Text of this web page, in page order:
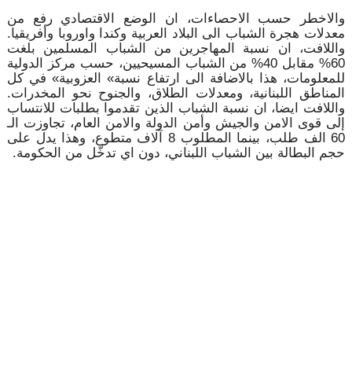
والاخطر حسب الاحصاءات، ان الوضع الاقتصادي رفع من
معدلات هجرة الشباب الى البلاد العربية وكندا واوروبا وأفريقيا.
واللافت، ان نسبة المهاجرين من الشباب المسلمين بلغت
60% مقابل 40% من الشباب المسيحيين، حسب مركز الدولية
للمعلومات، هذا بالاضافة الى ارتفاع نسبة» العزوبية» في كل
المناطق اللبنانية، ومعدلات الطلاق، والجنوح نحو المخدرات.
واللافت ايضا، ان نسبة الشباب الذين تقدموا بطلبات للانتساب
إلى قوى الامن والجيش وأمن الدولة والامن العام، تجاوزت الـ
60 الف طلب، بينما المطلوب 8 آلاف متطوع، وهذا يدل على
حجم البطالة بين الشباب اللبناني، دون اي تدخّل من الحكومة.